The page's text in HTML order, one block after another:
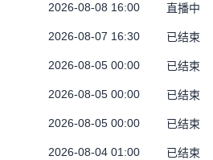
2026-08-08 16:00 直播中
2026-08-07 16:30 已结束
2026-08-05 00:00 已结束
2026-08-05 00:00 已结束
2026-08-05 00:00 已结束
2026-08-04 01:00 已结束